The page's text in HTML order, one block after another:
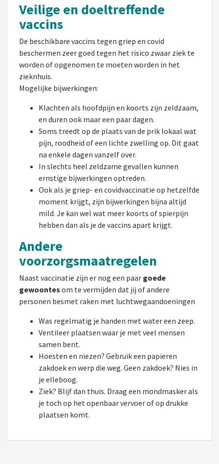
Veilige en doeltreffende
vaccins
De beschikbare vaccins tegen griep en covid
beschermen zeer goed tegen het risico zwaar ziek te
worden of opgenomen te moeten worden in het
zieknhuis.
Mogelijke bijwerkingen:
Klachten als hoofdpijn en koorts zijn zeldzaam,
en duren ook maar een paar dagen.
Soms treedt op de plaats van de prik lokaal wat
pijn, roodheid of een lichte zwelling op. Dit gaat
na enkele dagen vanzelf over.
In slechts heel zeldzame gevallen kunnen
ernstige bijwerkingen optreden.
Ook als je griep- en covidvaccinatie op hetzelfde
moment krijgt, zijn bijwerkingen bijna altijd
mild. Je kan wel wat meer koorts of spierpijn
hebben dan als je de vaccins apart krijgt.
Andere
voorzorgsmaatregelen
Naast vaccinatie zijn er nog een paar goede
gewoontes om te vermijden dat jij of andere
personen besmet raken met luchtwegaandoeningen
Was regelmatig je handen met water een zeep.
Ventileer plaatsen waar je met veel mensen
samen bent.
Hoesten en niezen? Gebruik een papieren
zakdoek en werp die weg. Geen zakdoek? Nies in
je elleboog.
Ziek? Blijf dan thuis. Draag een mondmasker als
je toch op het openbaar vervoer of op drukke
plaatsen komt.